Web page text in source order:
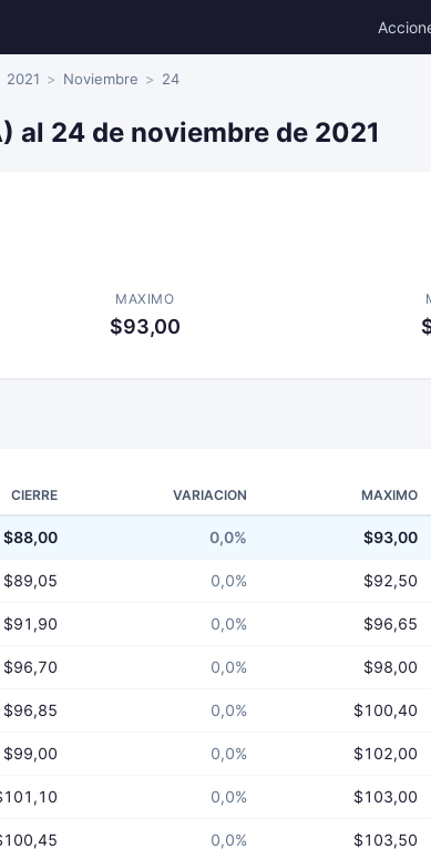
2021 Noviembre 24
al 24 de noviembre de 2021
MAXIMO
$93,00
CIERRE VARIACION MAXIMO
$88,00 0,0% $93,00
$89,05 0,0% $92,50
$91,90 0,0% $96,65
$96,70 0,0% $98,00
$96,85 0,0% $100,40
$99,00 0,0% $102,00
0,0% $103,00
0,0% $103,50